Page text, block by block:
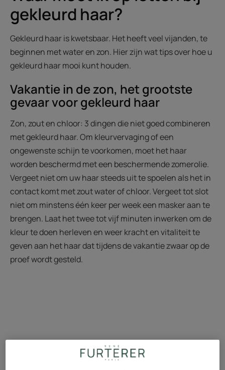
gekleurd haar?
Gekleurd haar is kwetsbaar. Het heeft veel vijanden, te
beginnen met water en zon. Hier zijn wat tips over hoe u
gekleurd haar mooi kunt houden.
Vakantie in de zon, het grootste
gevaar voor gekleurd haar
Zon, zout en chloor: 3 dingen die niet goed combineren
met gekleurd haar. Om kleurvervaging of een
ongewenste schijn te voorkomen, moet het haar
worden beschermd met een beschermende zomerolie.
Vergeet niet om uw haar steeds uit te spoelen als het in
contact komt met zout water of chloor. Vergeet tot slot
niet om minstens één keer per week een masker aan te
brengen. Laat het twee tot vijf minuten inwerken om de
kleur te doen herleven en weer kracht en vitaliteit te
geven aan het haar dat tijdens de vakantie zwaar op de
proef wordt gesteld.